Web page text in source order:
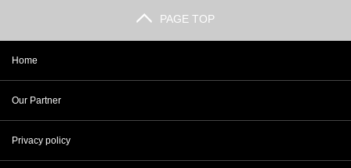
PAGE TOP
Home
Our Partner
Privacy policy